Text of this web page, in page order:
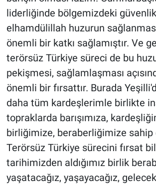
liderliğinde bölgemizdeki
elhamdülillah huzurun
önemli bir katkı sağlamıştır. Ve
terörsüz Türkiye süreci de bu
pekişmesi, sağlamlaşması
önemli bir fırsattır. Burada
daha tüm kardeşlerimle birlikte
topraklarda barışımıza,
birliğimize, beraberliğimize sahip
Terörsüz Türkiye sürecini fırsat
tarihimizden aldığımız birlik
yaşatacağız, yaşayacağız,